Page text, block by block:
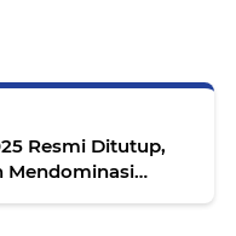
Resmi Ditutup,
Mendominasi